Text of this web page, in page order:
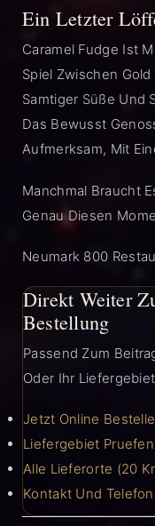
Ein Letzter
Caramel Fudge Ist
Spiel Zwischen
Samtiger Süße Und
Das Bewusst
Aufmerksam, Mit
Manchmal Braucht
Genau Diesen
Neumark 800
Direkt Weiter
Bestellung
Passend Zum
Oder Ihr
Jetzt Online
Liefergebiet Pruefen
Alle Lieferorte (20
Kontakt Und